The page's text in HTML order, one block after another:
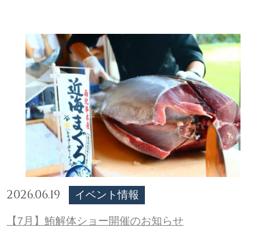
2026.06.19 イベント情報
【7月】鮪解体ショー開催のお知らせ